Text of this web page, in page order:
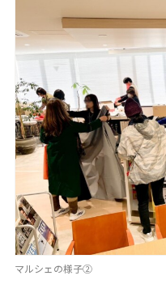
マルシェの様子②